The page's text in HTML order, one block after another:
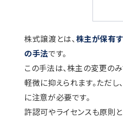
株式譲渡とは、株主が保有
の手法です。
この手法は、株主の変更の
軽微に抑えられます。ただし、
に注意が必要です。
許認可やライセンスも原則